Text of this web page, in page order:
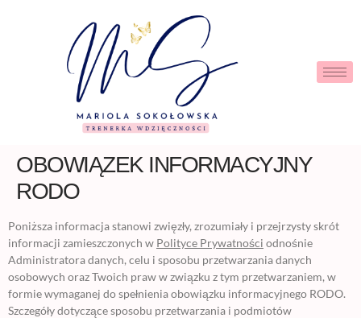
OBOWIĄZEK INFORMACYJNY
RODO
Poniższa informacja stanowi zwięzły, zrozumiały i przejrzysty skrót
informacji zamieszczonych w Polityce Prywatności odnośnie
Administratora danych, celu i sposobu przetwarzania danych
osobowych oraz Twoich praw w związku z tym przetwarzaniem, w
formie wymaganej do spełnienia obowiązku informacyjnego RODO.
Szczegóły dotyczące sposobu przetwarzania i podmiotów